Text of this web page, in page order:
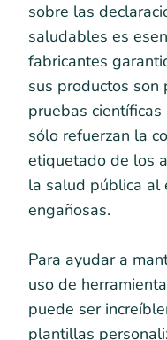
sobre las
saludables es
fabricantes
sus productos son
pruebas
sólo refuerzan la
etiquetado de los
la salud pública al
engañosas.
Para ayudar a
uso de
puede ser
plantillas